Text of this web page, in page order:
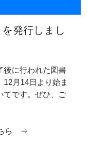
発行しまし
に行われた図書
12月14日より始ま
てです。ぜひ、ご
ちら ⇒